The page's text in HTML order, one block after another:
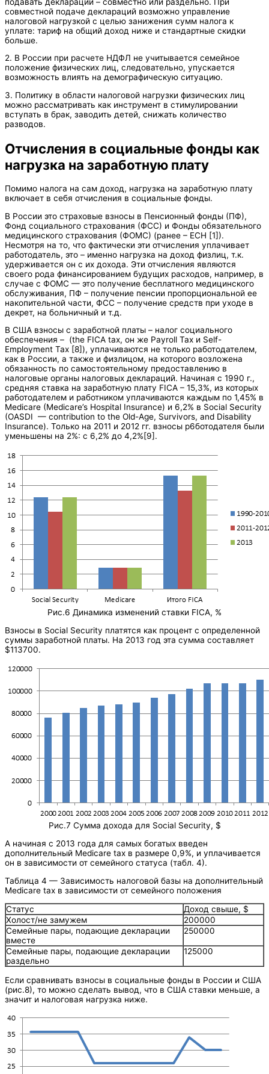
совместной подаче деклараций возможно управление
налоговой нагрузкой с целью занижения сумм налога к
уплате: тариф на общий доход ниже и стандартные скидки
больше.
2. В России при расчете НДФЛ не учитывается семейное
положение физических лиц, следовательно, упускается
возможность влиять на демографическую ситуацию.
3. Политику в области налоговой нагрузки физических лиц
можно рассматривать как инструмент в стимулировании
вступать в брак, заводить детей, снижать количество
разводов.
Отчисления в социальные фонды как
нагрузка на заработную плату
Помимо налога на сам доход, нагрузка на заработную плату
включает в себя отчисления в социальные фонды.
В России это страховые взносы в Пенсионный фонды (ПФ),
Фонд социального страхования (ФСС) и Фонды обязательного
медицинского страхования (ФОМС) (ранее – ЕСН [1]).
Несмотря на то, что фактически эти отчисления уплачивает
работодатель, это – именно нагрузка на доход физлиц, т.к.
удерживается он с их дохода. Эти отчисления являются
своего рода финансированием будущих расходов, например, в
случае с ФОМС — это получение бесплатного медицинского
обслуживания, ПФ – получение пенсии пропорциональной ее
накопительной части, ФСС – получение средств при уходе в
декрет, на больничный и т.д.
В США взносы с заработной платы – налог социального
обеспечения – (the FICA tax, он же Payroll Tax и Self-
Employment Tax [8]), уплачиваются не только работодателем,
как в России, а также и физлицом, на которого возложена
обязанность по самостоятельному предоставлению в
налоговые органы налоговых деклараций. Начиная с 1990 г.,
средняя ставка на заработную плату FICA – 15,3%, из которых
работодателем и работником уплачиваются каждым по 1,45% в
Medicare (Medicare’s Hospital Insurance) и 6,2% в Social Security
(OASDI — contribution to the Old-Age, Survivors, and Disability
Insurance). Только на 2011 и 2012 гг. взносы р6ботодателя были
уменьшены на 2%: с 6,2% до 4,2%[9].
Рис.6 Динамика изменений ставки FICA, %
Взносы в Social Security платятся как процент с определенной
суммы заработной платы. На 2013 год эта сумма составляет
$113700.
Рис.7 Сумма дохода для Social Security, $
А начиная с 2013 года для самых богатых введен
дополнительный Medicare tax в размере 0,9%, и уплачивается
он в зависимости от семейного статуса (табл. 4).
Таблица 4 — Зависимость налоговой базы на дополнительный
Medicare tax в зависимости от семейного положения
Статус
Доход свыше, $
Холост/не замужем
200000
Семейные пары, подающие декларации
вместе
250000
Семейные пары, подающие декларации
раздельно
125000
Если сравнивать взносы в социальные фонды в России и США
(рис.8), то можно сделать вывод, что в США ставки меньше, а
значит и налоговая нагрузка ниже.